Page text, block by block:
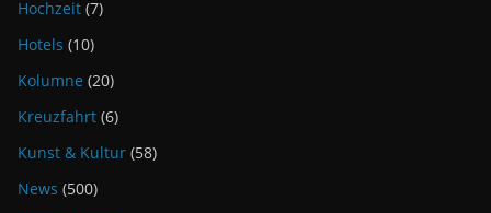
Hochzeit (7)
Hotels (10)
Kolumne (20)
Kreuzfahrt (6)
Kunst & Kultur (58)
News (500)